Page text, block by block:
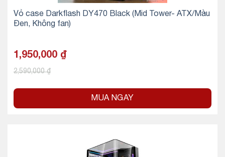
Vỏ case Darkflash DY470 Black (Mid Tower- ATX/Màu
Đen, Không fan)
1,950,000 ₫
2,590,000₫
MUA NGAY